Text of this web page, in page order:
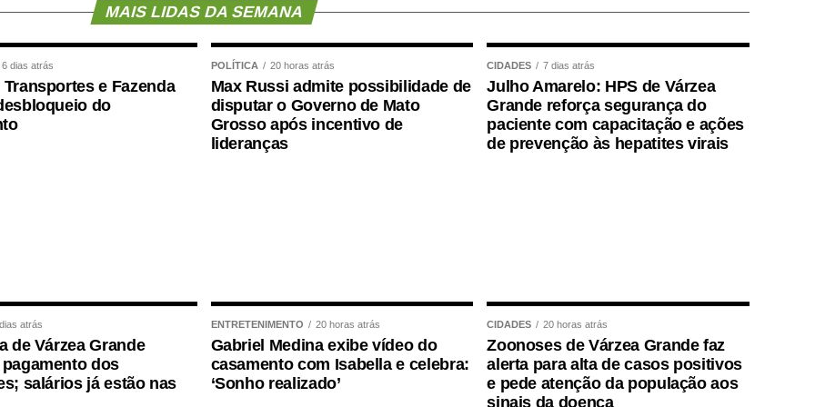
de vários temas, como piso salarial
profissionais e estrutura de escolas e creches.
de recursos públicos para
“terceirização da educação”. Segundo o
pelos governos de forma eficiente e direta
Nacional pelo Direito à Educação, o debate
de qualidade passa, necessariamente,
direito social e um dever do estado.
infantil é criar condições concretas
MAIS LIDAS DA SEMANA
6 dias atrás
e Fazenda
do
POLÍTICA 20 horas atrás
Max Russi admite possibilidade de
disputar o Governo de Mato
Grosso após incentivo de
lideranças
CIDADES 7 dias atrás
Julho Amarelo: HPS de Várzea
Grande reforça segurança do
paciente com capacitação e ações
de prevenção às hepatites virais
atrás
de Várzea Grande
dos
salários já estão nas
ENTRETENIMENTO 20 horas atrás
Gabriel Medina exibe vídeo do
casamento com Isabella e celebra:
‘Sonho realizado’
CIDADES 20 horas atrás
Zoonoses de Várzea Grande faz
alerta para alta de casos positivos
e pede atenção da população aos
sinais da doença